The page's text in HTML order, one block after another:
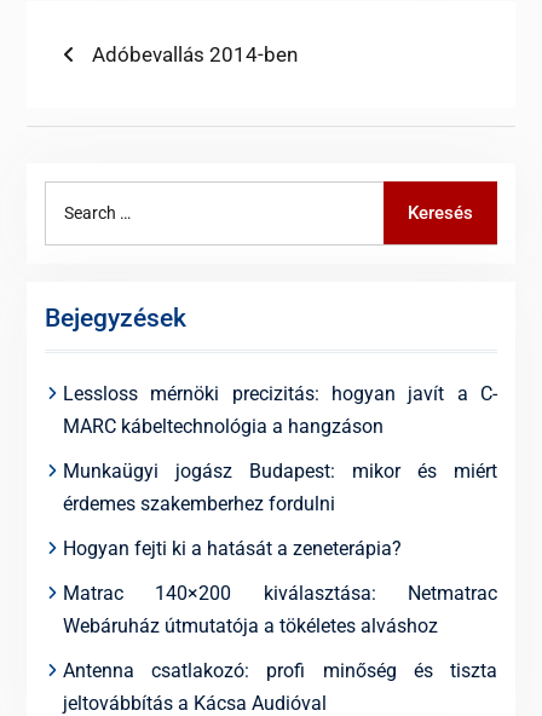
Bejegyzés
Previous
Adóbevallás 2014-ben
Keresés
Bejegyzések
Lessloss mérnöki precizitás: hogyan javít a C-
MARC kábeltechnológia a hangzáson
Munkaügyi jogász Budapest: mikor és miért
érdemes szakemberhez fordulni
Hogyan fejti ki a hatását a zeneterápia?
Matrac 140×200 kiválasztása: Netmatrac
Webáruház útmutatója a tökéletes alváshoz
Antenna csatlakozó: profi minőség és tiszta
jeltovábbítás a Kácsa Audióval